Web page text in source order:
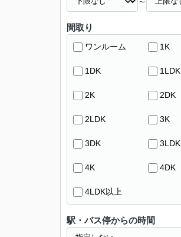
間取り
ワンルーム 1K
1DK 1LDK
2K 2DK
2LDK 3K
3DK 3LDK
4K 4DK
4LDK以上
駅・バス停からの時間